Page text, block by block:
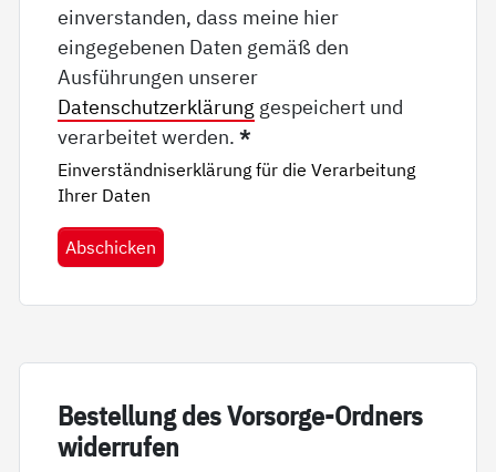
einverstanden, dass meine hier
eingegebenen Daten gemäß den
Ausführungen unserer
Datenschutzerklärung gespeichert und
verarbeitet werden.*
Einverständniserklärung für die Verarbeitung
Ihrer Daten
Abschicken
Be­stel­lung des Vor­sor­ge-Ord­ners
wi­der­ru­fen